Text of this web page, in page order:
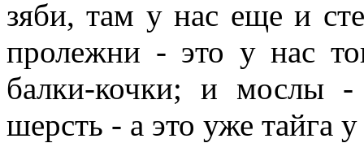
зяби, там у нас еще и
пролежни - это у нас
балки-кочки; и мослы
шерсть - а это уже тайга